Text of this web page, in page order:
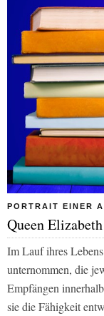
PORTRAIT EINER
Queen
Im Lauf ihres
unternommen, die
Empfängen
sie die Fähigkeit